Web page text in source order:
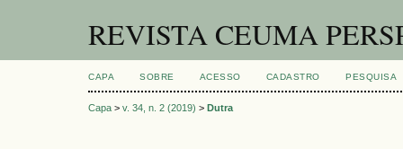
REVISTA CEUMA
CAPA SOBRE ACESSO CADASTRO PESQUISA
Capa > v. 34, n. 2 (2019) > Dutra